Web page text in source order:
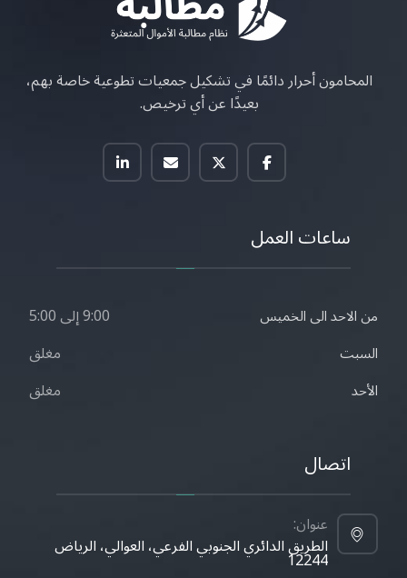
المحامون أحرار دائمًا في تشكيل جمعيات تطوعية خاصة بهم،
بعيدًا عن أي ترخيص.
ساعات العمل
من الاحد الى الخميس 9:00 إلى 5:00
السبت مغلق
الأحد مغلق
اتصال
عنوان:
الطريق الدائري الجنوبي الفرعي، العوالي، الرياض
12244